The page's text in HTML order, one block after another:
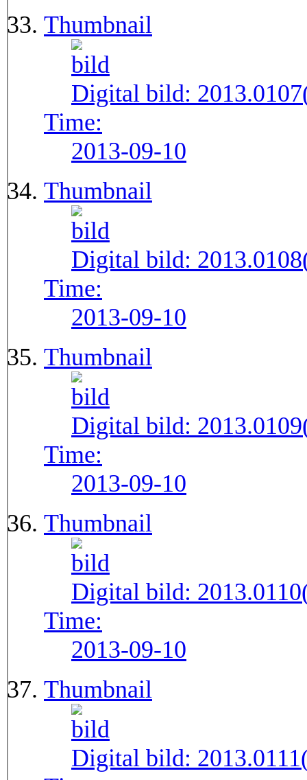
Thumbnail
Digital bild:
Time:
2013-09-10
Thumbnail
Digital bild:
Time:
2013-09-10
Thumbnail
Digital bild:
Time:
2013-09-10
Thumbnail
Digital bild:
Time:
2013-09-10
Thumbnail
Digital bild: